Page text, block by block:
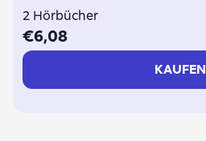
2 Hörbücher
€6,08
KAUFEN